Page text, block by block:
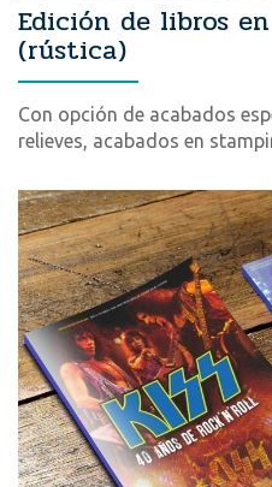
Edición de libros
(rústica)
Con opción de acabados
relieves, acabados en